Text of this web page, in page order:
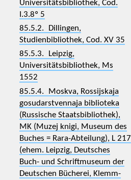
Universitätsbibliothek, Cod.
I.3.8º 5
85.5.2. Dillingen,
Studienbibliothek, Cod. XV 35
85.5.3. Leipzig,
Universitätsbibliothek, Ms
1552
85.5.4. Moskva, Rossijskaja
gosudarstvennaja biblioteka
(Russische Staatsbibliothek),
MK (Muzej knigi, Museum des
Buches = Rara-Abteilung), L 217
(ehem. Leipzig, Deutsches
Buch- und Schriftmuseum der
Deutschen Bücherei, Klemm-